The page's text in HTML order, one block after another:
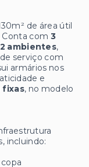
de área útil
com 3
2 ambientes,
serviço com
armários nos
e
fixas, no modelo
incluindo: